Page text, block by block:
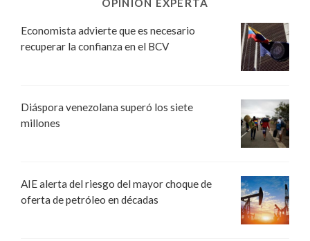
OPINIÓN EXPERTA
Economista advierte que es necesario
recuperar la confianza en el BCV
Diáspora venezolana superó los siete
millones
AIE alerta del riesgo del mayor choque de
oferta de petróleo en décadas